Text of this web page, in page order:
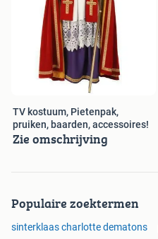
TV kostuum, Pietenpak,
pruiken, baarden, accessoires!
Zie omschrijving
Populaire zoektermen
sinterklaas charlotte dematons